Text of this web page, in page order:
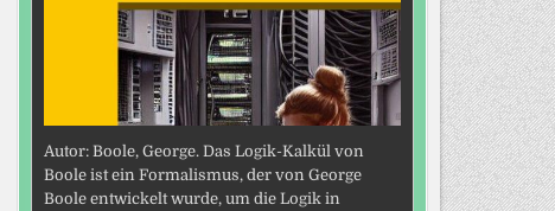
Autor: Boole, George. Das Logik-Kalkül von
Boole ist ein Formalismus, der von George
Boole entwickelt wurde, um die Logik in